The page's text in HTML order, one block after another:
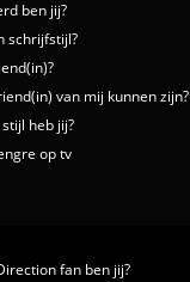
ben jij?
schrijfstijl?
van mij kunnen zijn?
heb jij?
op tv
fan ben jij?